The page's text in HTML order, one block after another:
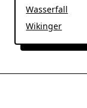
Wasserfall
Wikinger